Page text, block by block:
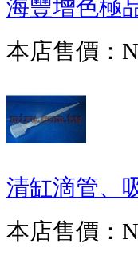
海豐增色極
本店售價：
清缸滴管、
本店售價：